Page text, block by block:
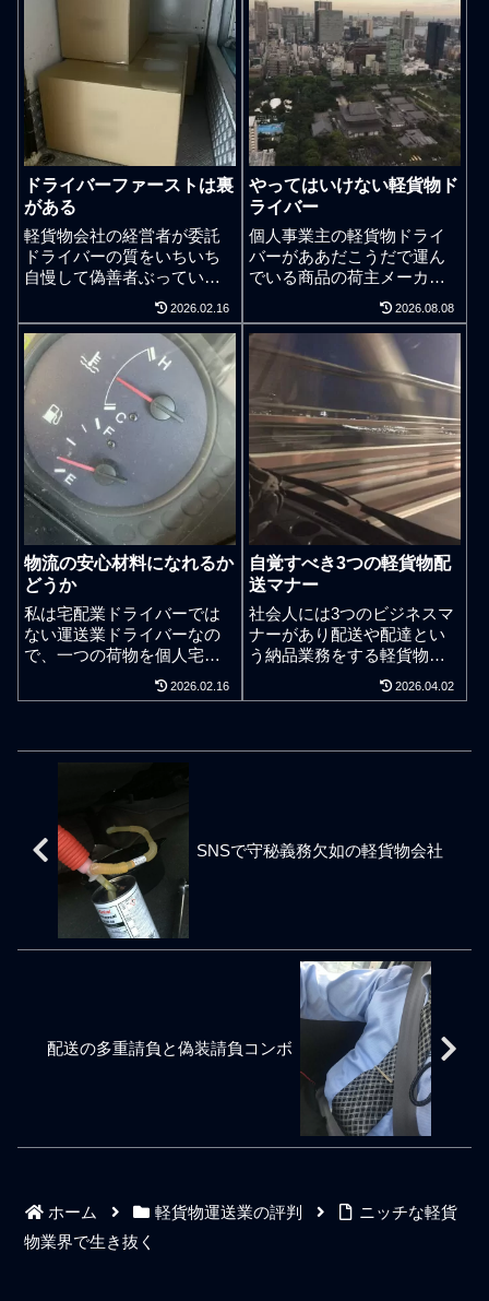
ドライバーファーストは裏
がある
軽貨物会社の経営者が委託
ドライバーの質をいちいち
自慢して偽善者ぶっている
姿を見たり聞いたりすると
失礼だが馬鹿なんじゃない
かと思ってしまう。社員雇
用したドライバーの自慢な
らまだしも。そもそも軽貨
物ドライバーの仕事を業務
請負でしている人の大半は
訳あって軽貨物ドライバー
の仕事を中途の立場で始め
ている。どうであれ質のあ
る6大卒のエリートな人がそ
の辺の軽貨物会社を就職先
で選ぶことなど日本全国で
恐らく、いや、完全にゼロ
だろう。 自慢できる学歴が
ない 自慢できる職歴がない
自慢できる才覚がない世間
一般の物差しで自分自身の
状況に陥った人が軽貨物ド
に「質がいいドライバー」
ライバー」とかを委託関係
まうような軽貨物会社の経
営者は馬鹿丸出し。質を想
うことはとても大切だがい
ちいち口に出すのが胡散臭
い。そもそも委託ではなく
雇用した社員を自慢できる
の組織を伸ばすことにつな
2026.02.16
やってはいけない軽貨物ド
ライバー
個人事業主の軽貨物ドライ
バーがああだこうだで運ん
でいる商品の荷主メーカー
の経営者や経営陣が戦う疲
弊感を考える。個人事業主
には直接的には関係のない
ことだが軽貨物ドライバー
が車に載せて運ぶ商品の荷
主メーカーや販売会社の上
層部や会社経営陣は、常日
頃、会社の疲弊感とも戦っ
ている。それがビジネス。
会社の疲弊＝経営状態が悪
化して事業の勢いや活動が
鈍くなる。多くの軽貨物ド
ライバーは自分の稼ぎと自
分が担当する配達や納品の
ことに集中するだけで精一
杯かと思われるが、それで
は荷主メーカーが期待する
優秀な軽貨物ドライバーに
に期待され信用や信頼をさ
の収入や稼ぎを中長期で安
の実力を発揮できることで
る。軽貨物ドライバーの役
目と役割は案件ごとで度合
いが異なる。時にはフラン
クに応対をしたり、時には
品のある応対をしたり、も
ちろん、時にはヘルメット
をかぶったり、時
2026.08.08
物流の安心材料になれるか
どうか
私は宅配業ドライバーでは
ない運送業ドライバーなの
で、一つの荷物を個人宅に
届けて、はいおしまい、は
い次、という仕事っぷりは
合は配送の仕事でお金を思
味がない。お金の稼ぎは生
活に困らない必要最低限で
構わない。ミドル層の年齢
ということもあってか高級
車にも興味はない。高級タ
ワマンにも興味はない。割
引セールで欲しかった物を
買えたときの方が気分はい
業の業績が好調だったり、
た。たかが配送、されど配
ら声のかかる配送ニーズを
うまく捉えつつ、そして仕
事の復習を毎日怠ることな
2026.02.16
自覚すべき3つの軽貨物配
送マナー
社会人には3つのビジネスマ
ナーがあり配送や配達とい
う納品業務をする軽貨物ド
ライバーは一般の社会人よ
りルール厳守を問われる。
せん。30代や40代になると
大半はビジネスマナーを自
物ドライバーにどこまでビ
ジネスマナーが必要かと言
うと微妙ではありますが、
大切なのは3つの基本マナー
だけで充分です。なお、軽
貨物の利用運送会社の一部
には、社員っぽく「従業
員」という言葉を使いつ
つ、従業員150人やら300人
やら書いている会社もあり
ます。単なる寄せ集めだっ
レベルです。ビジネスマナ
2026.04.02
SNSで守秘義務欠如の軽貨物会社
配送の多重請負と偽装請負コンボ
ホーム 軽貨物運送業の評判
ニッチな軽貨
物業界で生き抜く